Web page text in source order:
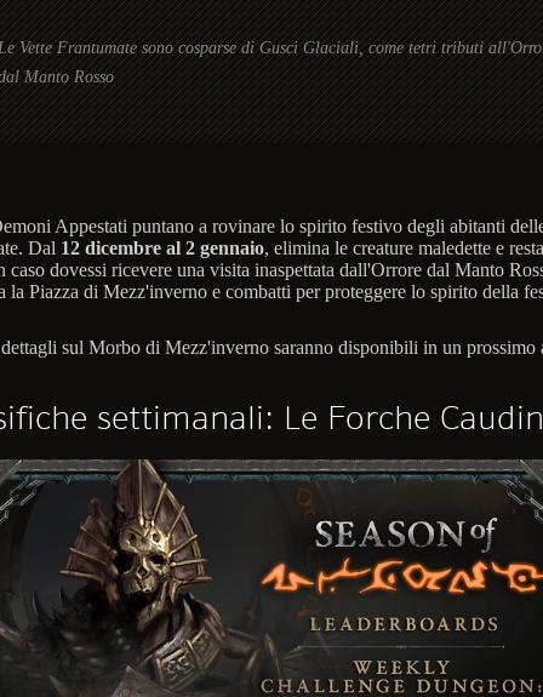
Vette Frantumate sono cosparse di Gusci Glaciali, come tetri tributi
Manto Rosso
Appestati puntano a rovinare lo spirito festivo degli abitanti
Dal 12 dicembre al 2 gennaio, elimina le creature maledette e
caso dovessi ricevere una visita inaspettata dall'Orrore dal Manto
la Piazza di Mezz'inverno e combatti per proteggere lo spirito della
sul Morbo di Mezz'inverno saranno disponibili in un prossimo
settimanali: Le Forche